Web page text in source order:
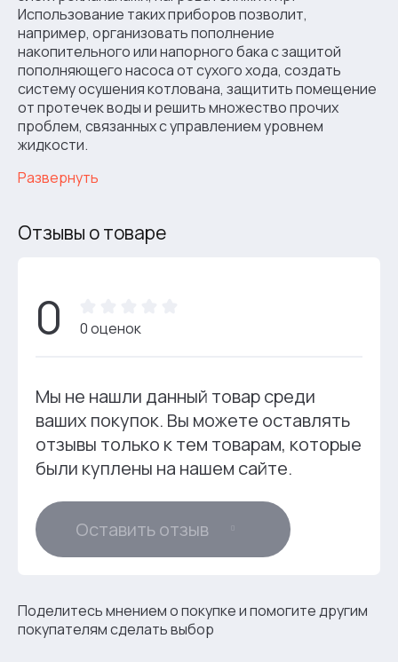
Использование таких приборов позволит,
например, организовать пополнение
накопительного или напорного бака с защитой
пополняющего насоса от сухого хода, создать
систему осушения котлована, защитить помещение
от протечек воды и решить множество прочих
проблем, связанных с управлением уровнем
жидкости.
Развернуть
Отзывы о товаре
0 0 оценок
Мы не нашли данный товар среди
ваших покупок. Вы можете оставлять
отзывы только к тем товарам, которые
были куплены на нашем сайте.
Оставить отзыв
Поделитесь мнением о покупке и помогите другим
покупателям сделать выбор